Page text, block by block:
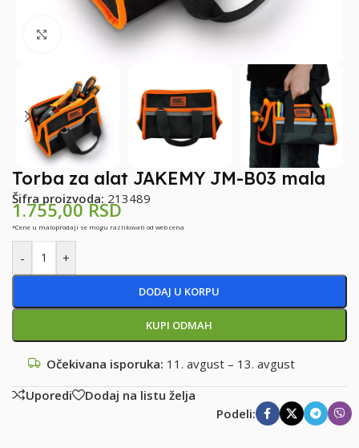
Klikni za uvećanje
Torba za alat JAKEMY JM-B03 mala
Šifra proizvoda: 213489
1.755,00RSD
*Cene u maloprodaji se mogu razlikovati od web cena
- +
DODAJ U KORPU
KUPI ODMAH
Očekivana isporuka: 11. avgust – 13. avgust
Uporedi
Dodaj na listu želja
Podeli: